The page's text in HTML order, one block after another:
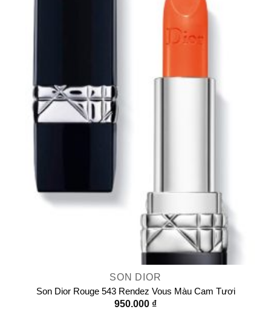
SON DIOR
Son Dior Rouge 543 Rendez Vous Màu Cam Tươi
950.000 ₫